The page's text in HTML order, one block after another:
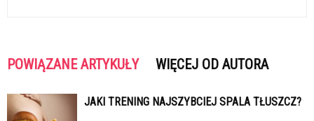
POWIĄZANE ARTYKUŁY WIĘCEJ OD AUTORA
JAKI TRENING NAJSZYBCIEJ SPALA TŁUSZCZ?